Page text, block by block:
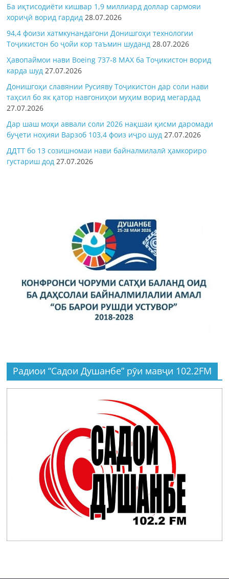
Ба иқтисодиёти кишвар 1,9 миллиард доллар сармояи
хориҷӣ ворид гардид 28.07.2026
94,4 фоизи хатмкунандагони Донишгоҳи технологии
Тоҷикистон бо ҷойи кор таъмин шуданд 28.07.2026
Ҳавопаймои нави Boeing 737-8 MAX ба Тоҷикистон ворид
карда шуд 27.07.2026
Донишгоҳи славянии Русияву Тоҷикистон дар соли нави
таҳсил бо як қатор навгониҳои муҳим ворид мегардад
27.07.2026
Дар шаш моҳи аввали соли 2026 нақшаи қисми даромади
буҷети ноҳияи Варзоб 103,4 фоиз иҷро шуд 27.07.2026
ДДТТ бо 13 созишномаи нави байналмилалӣ ҳамкориро
густариш дод 27.07.2026
Радиои “Садои Душанбе” рӯи мавҷи 102.2FM